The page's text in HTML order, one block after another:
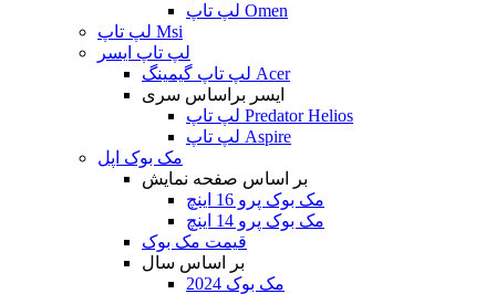
لپ تاپ Omen
لپ تاپ Msi
لپ تاپ ایسر
لپ تاپ گیمینگ Acer
ایسر براساس سری
لپ تاپ Predator Helios
لپ تاپ Aspire
مک بوک اپل
بر اساس صفحه نمایش
مک بوک پرو 16 اینچ
مک بوک پرو 14 اینچ
قیمت مک بوک
بر اساس سال
مک بوک 2024